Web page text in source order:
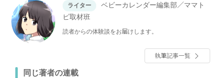
ライター
ベビーカレンダー編集部／ママト
ピ取材班
読者からの体験談をお届けします。
執筆記事一覧
同じ著者の連載